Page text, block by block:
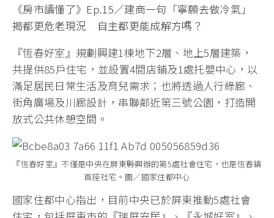
《房市讀懂了》Ep.15／建商一句「寧願去做冷氣」
揭都更危老現況 自主都更能成解方嗎？
『恆春好室』規劃興建1棟地下2層、地上5層建築，
共提供85戶住宅，並設置4間店鋪及1處托嬰中心，以
滿足居民日常生活及育兒需求；也將透過人行綠廊、
街角廣場及川廊設計，串聯鄰近第三號公園，打造開
放式公共休憩空間。
『恆春好室』不僅是中央在屏東縣興辦的第5處社會住宅，也是恆春鎮
首座社宅。圖／國家住都中心
國家住都中心指出，目前中央已於屏東推動5處社會